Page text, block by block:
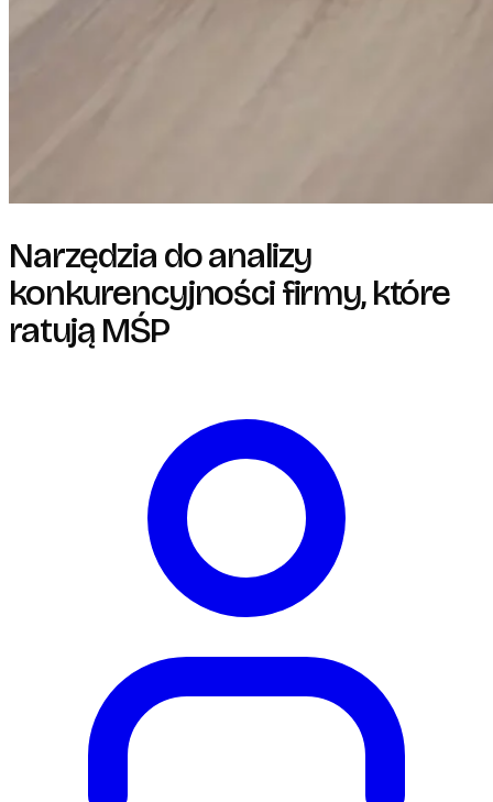
Narzędzia do analizy
konkurencyjności firmy, które
ratują MŚP